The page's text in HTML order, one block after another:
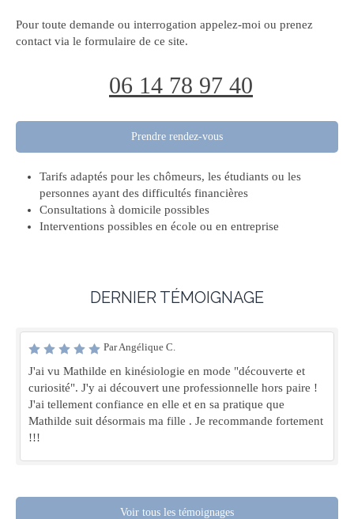
Pour toute demande ou interrogation appelez-moi ou prenez
contact via le formulaire de ce site.
06 14 78 97 40
Prendre rendez-vous
Tarifs adaptés pour les chômeurs, les étudiants ou les
personnes ayant des difficultés financières
Consultations à domicile possibles
Interventions possibles en école ou en entreprise
DERNIER TÉMOIGNAGE
Par Angélique C.
J'ai vu Mathilde en kinésiologie en mode "découverte et
curiosité". J'y ai découvert une professionnelle hors paire !
J'ai tellement confiance en elle et en sa pratique que
Mathilde suit désormais ma fille . Je recommande fortement
!!!
Voir tous les témoignages